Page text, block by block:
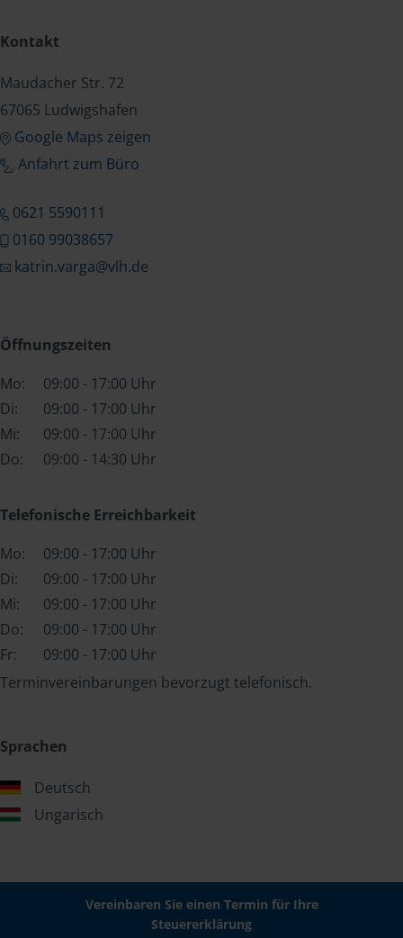
Kontakt
Maudacher Str. 72
67065 Ludwigshafen
Google Maps zeigen
Anfahrt zum Büro
0621 5590111
0160 99038657
katrin.varga@vlh.de
Öffnungszeiten
Mo:
09:00 - 17:00 Uhr
Di:
09:00 - 17:00 Uhr
Mi:
09:00 - 17:00 Uhr
Do:
09:00 - 14:30 Uhr
Telefonische Erreichbarkeit
Mo:
09:00 - 17:00 Uhr
Di:
09:00 - 17:00 Uhr
Mi:
09:00 - 17:00 Uhr
Do:
09:00 - 17:00 Uhr
Fr:
09:00 - 17:00 Uhr
Terminvereinbarungen bevorzugt telefonisch.
Sprachen
Deutsch
Ungarisch
Vereinbaren Sie einen Termin für Ihre
Steuererklärung